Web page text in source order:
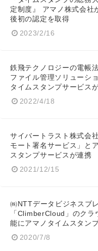
定制度』 アマノ株式会社
後初の認定を取得
2023/2/16
鉄飛テクノロジーの電帳
ファイル管理ソリューシ
タイムスタンプサービス
2022/4/18
サイバートラスト株式会
モート署名サービス」と
スタンプサービスが連携
2021/12/15
㈱NTTデータビジネスブ
「ClimberCloud」のクラ
能にアマノタイムスタン
2020/7/8
English